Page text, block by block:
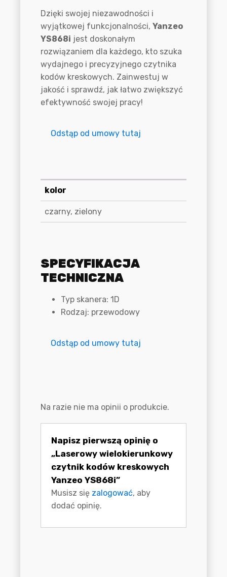
Dzięki swojej niezawodności i
wyjątkowej funkcjonalności, Yanzeo
YS868i jest doskonałym
rozwiązaniem dla każdego, kto szuka
wydajnego i precyzyjnego czytnika
kodów kreskowych. Zainwestuj w
jakość i sprawdź, jak łatwo zwiększyć
efektywność swojej pracy!
Odstąp od umowy tutaj
kolor
czarny, zielony
SPECYFIKACJA
TECHNICZNA
Typ skanera: 1D
Rodzaj: przewodowy
Odstąp od umowy tutaj
Na razie nie ma opinii o produkcie.
Napisz pierwszą opinię o
„Laserowy wielokierunkowy
czytnik kodów kreskowych
Yanzeo YS868i”
Musisz się zalogować, aby
dodać opinię.